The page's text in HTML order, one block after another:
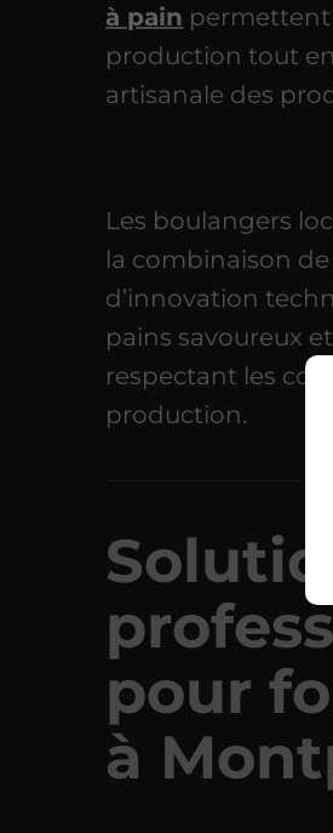
à pain permettent
production tout
artisanale des
Les boulangers
la combinaison
d’innovation
pains savoureux
respectant les
production.
pour
à